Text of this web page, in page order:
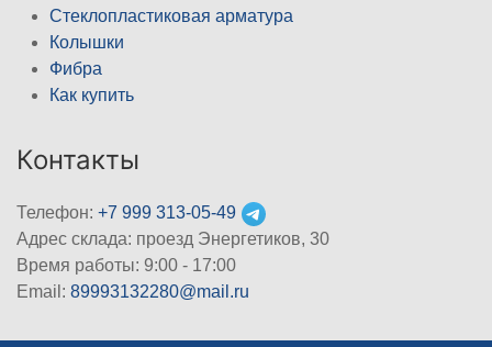
Стеклопластиковая арматура
Колышки
Фибра
Как купить
Контакты
Телефон: +7 999 313-05-49
Адрес склада: проезд Энергетиков, 30
Время работы: 9:00 - 17:00
Email: 89993132280@mail.ru